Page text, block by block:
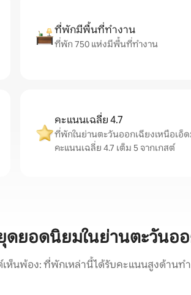
ที่พักมีพื้นที่ทำงาน
ที่พัก 750 แห่งมีพื้นที่ทำงาน
คะแนนเฉลี่ย 4.7
ที่พักในย่านตะวันออกเฉียงเหนือเอ็
คะแนนเฉลี่ย 4.7 เต็ม 5 จากเกสต์
ยอดนิยมในย่านตะวันอ
เห็นพ้อง: ที่พักเหล่านี้ได้รับคะแนนสูงด้านท